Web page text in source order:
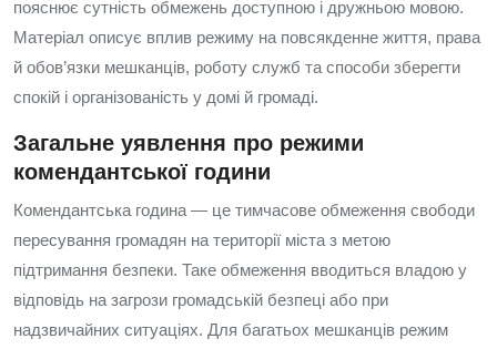
пояснює сутність обмежень доступною і дружньою мовою.
Матеріал описує вплив режиму на повсякденне життя, права
й обов’язки мешканців, роботу служб та способи зберегти
спокій і організованість у домі й громаді.
Загальне уявлення про режими
комендантської години
Комендантська година — це тимчасове обмеження свободи
пересування громадян на території міста з метою
підтримання безпеки. Таке обмеження вводиться владою у
відповідь на загрози громадській безпеці або при
надзвичайних ситуаціях. Для багатьох мешканців режим